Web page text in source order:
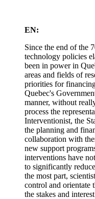
EN:
Since the end of the
technology policies
been in power in
areas and fields of
priorities for
Quebec's
manner, without
process the
Interventionist, the
the planning and
collaboration with
new support
interventions have
to significantly
the most part,
control and orientate
the stakes and